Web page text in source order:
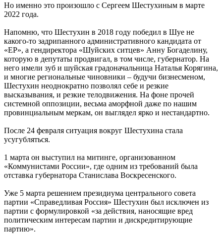
Но именно это произошло с Сергеем Шестухиным в марте
2022 года.
Напомню, что Шестухин в 2018 году победил в Шуе не
какого-то задрипанного административного кандидата от
«ЕР», а гендиректора «Шуйских ситцев» Анну Богаделину,
которую в депутаты продвигал, в том числе, губернатор. На
него имели зуб и шуйская градоначальница Наталья Корягина,
и многие региональные чиновники – будучи бизнесменом,
Шестухин неоднократно позволял себе и резкие
высказывания, и резкие телодвижения. На фоне прочей
системной оппозиции, весьма аморфной даже по нашим
провинциальным меркам, он выглядел ярко и нестандартно.
После 24 февраля ситуация вокруг Шестухина стала
усугубляться.
1 марта он выступил на митинге, организованном
«Коммунистами России», где одним из требований была
отставка губернатора Станислава Воскресенского.
Уже 5 марта решением президиума центрального совета
партии «Справедливая Россия» Шестухин был исключен из
партии с формулировкой «за действия, наносящие вред
политическим интересам партии и дискредитирующие
партию».